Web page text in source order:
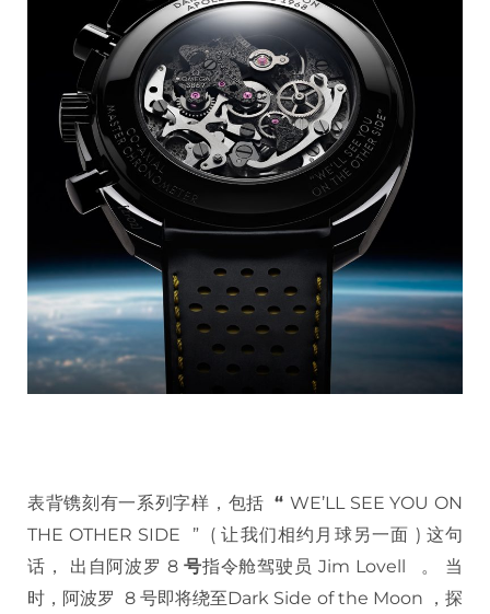
表背镌刻有一系列字样，包括“ WE’LL SEE YOU ON
THE OTHER SIDE ” ( 让我们相约月球另一面 ) 这句
话， 出自阿波罗 8 号指令舱驾驶员 Jim Lovell 。 当
时，阿波罗 8 号即将绕至Dark Side of the Moon ，探